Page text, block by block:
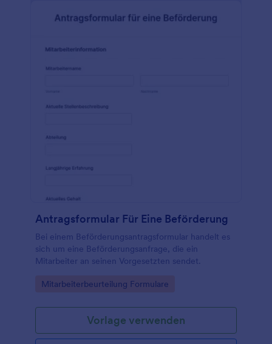
Antragsformular Für Eine Beförderung
Bei einem Beförderungsantragsformular handelt es
sich um eine Beförderungsanfrage, die ein
Mitarbeiter an seinen Vorgesetzten sendet.
Go to Category:
Mitarbeiterbeurteilung Formulare
Vorlage verwenden